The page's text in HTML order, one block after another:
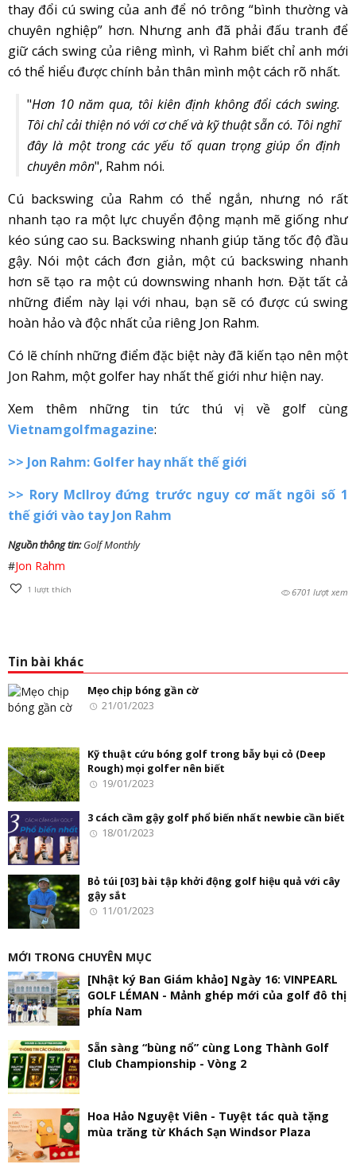
thay đổi cú swing của anh để nó trông “bình thường và
chuyên nghiệp” hơn. Nhưng anh đã phải đấu tranh để
giữ cách swing của riêng mình, vì Rahm biết chỉ anh mới
có thể hiểu được chính bản thân mình một cách rõ nhất.
"Hơn 10 năm qua, tôi kiên định không đổi cách swing.
Tôi chỉ cải thiện nó với cơ chế và kỹ thuật sẵn có. Tôi nghĩ
đây là một trong các yếu tố quan trọng giúp ổn định
chuyên môn", Rahm nói.
Cú backswing của Rahm có thể ngắn, nhưng nó rất
nhanh tạo ra một lực chuyển động mạnh mẽ giống như
kéo súng cao su. Backswing nhanh giúp tăng tốc độ đầu
gậy. Nói một cách đơn giản, một cú backswing nhanh
hơn sẽ tạo ra một cú downswing nhanh hơn. Đặt tất cả
những điểm này lại với nhau, bạn sẽ có được cú swing
hoàn hảo và độc nhất của riêng Jon Rahm.
Có lẽ chính những điểm đặc biệt này đã kiến tạo nên một
Jon Rahm, một golfer hay nhất thế giới như hiện nay.
Xem thêm những tin tức thú vị về golf cùng
Vietnamgolfmagazine:
>> Jon Rahm: Golfer hay nhất thế giới
>> Rory McIlroy đứng trước nguy cơ mất ngôi số 1
thế giới vào tay Jon Rahm
Nguồn thông tin:Golf Monthly
#Jon Rahm
1 lượt thích 6701 lượt xem
Tin bài khác
Mẹo chịp bóng gần cờ
21/01/2023
Kỹ thuật cứu bóng golf trong bẫy bụi cỏ (Deep
Rough) mọi golfer nên biết
19/01/2023
3 cách cầm gậy golf phổ biến nhất newbie cần biết
18/01/2023
Bỏ túi [03] bài tập khởi động golf hiệu quả với cây
gậy sắt
11/01/2023
MỚI TRONG CHUYÊN MỤC
[Nhật ký Ban Giám khảo] Ngày 16: VINPEARL
GOLF LÉMAN - Mảnh ghép mới của golf đô thị
phía Nam
Sẵn sàng “bùng nổ” cùng Long Thành Golf
Club Championship - Vòng 2
Hoa Hảo Nguyệt Viên - Tuyệt tác quà tặng
mùa trăng từ Khách Sạn Windsor Plaza